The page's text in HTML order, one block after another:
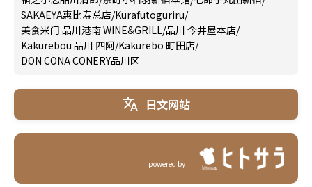
SAKAEYA惠比寿总店/Kurafutoguriru/
美食米门 品川港南 WINE&GRILL/品川 今井屋本店/
Kakurebou 品川 四阿/Kakurebo 町田店/
DON CONA CONERY品川区
日文网站
powered by